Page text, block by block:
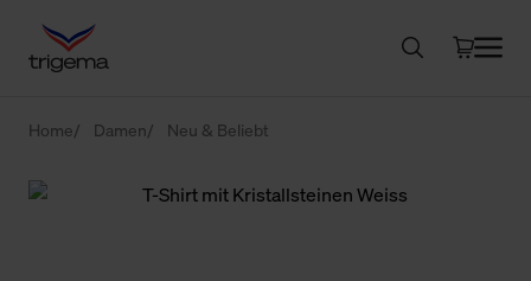
Home Damen Neu & Beliebt